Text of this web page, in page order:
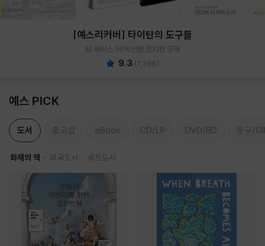
[예스리커버] 타이탄의 도구들
팀 페리스 저/박선령,정지현 공역
9.3 (1,396)
예스 PICK
도서 중고샵 eBook CD/LP DVD/BD 문구/
화제의 책 외국도서 세트도서